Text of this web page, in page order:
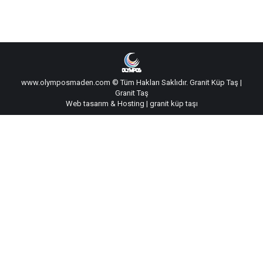
www.olymposmaden.com © Tüm Hakları Saklıdır. Granit Küp Taş |
Granit Taş
Web tasarım & Hosting | granit küp taşı